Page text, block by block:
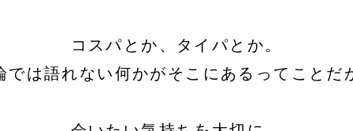
コスパとか、タイパとか。
では語れない何かがそこにあるってことだ